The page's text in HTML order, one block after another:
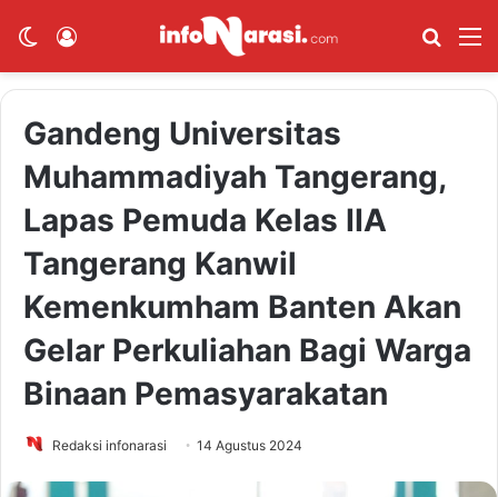
Switch skin Cari
Gandeng Universitas
Muhammadiyah Tangerang,
Lapas Pemuda Kelas IIA
Tangerang Kanwil
Kemenkumham Banten Akan
Gelar Perkuliahan Bagi Warga
Binaan Pemasyarakatan
Redaksi infonarasi 14 Agustus 2024